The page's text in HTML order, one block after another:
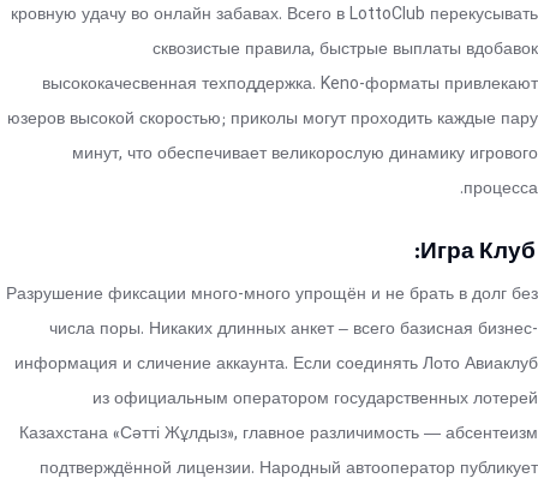
кровную удачу во онлайн забавах. Всего в LottoClub перекусывать
сквозистые правила, быстрые выплаты вдобавок
высококачесвенная техподдержка. Keno-форматы привлекают
юзеров высокой скоростью; приколы могут проходить каждые пару
минут, что обеспечивает великорослую динамику игрового
процесса.
Игра Клуб:
Разрушение фиксации много-много упрощён и не брать в долг без
числа поры. Никаких длинных анкет – всего базисная бизнес-
информация и сличение аккаунта. Если соединять Лото Авиаклуб
из официальным оператором государственных лотерей
Казахстана «Сәтті Жұлдыз», главное различимость — абсентеизм
подтверждённой лицензии. Народный автооператор публикует